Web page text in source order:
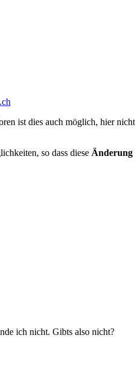
ist dies auch möglich, hier
so dass diese Änderung
ich nicht. Gibts also nicht?